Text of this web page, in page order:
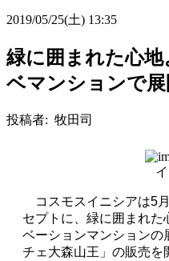
2019/05/25(土) 13:35
緑に囲まれた心
ベマンションで
投稿者: 牧田司
コスモスイニシアは5月
セプトに、緑に囲まれた
ベーションマンションの
チェ大森山王」の販売を